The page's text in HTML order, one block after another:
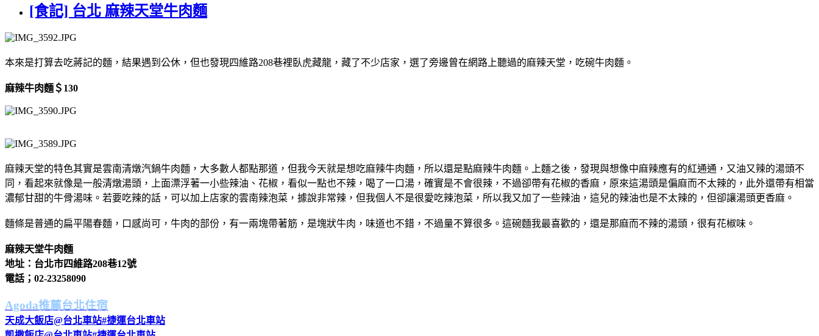
[食記] 台北 麻辣天堂牛肉麵
本來是打算去吃蔣記的麵，結果遇到公休，但也發現四維路208巷裡臥虎藏龍，藏了不少店家，選了旁邊曾在網路上聽過的麻辣天堂，吃碗牛肉麵。
麻辣牛肉麵＄130
麻辣天堂的特色其實是雲南清燉汽鍋牛肉麵，大多數人都點那道，但我今天就是想吃麻辣牛肉麵，所以還是點麻辣牛肉麵。上麵之後，發現與想像中麻辣應有的紅通通，又油又辣的湯頭不
同，看起來就像是一般清燉湯頭，上面漂浮著一小些辣油、花椒，看似一點也不辣，喝了一口湯，確實是不會很辣，不過卻帶有花椒的香麻，原來這湯頭是偏麻而不太辣的，此外還帶有相當
濃郁甘甜的牛骨湯味。若要吃辣的話，可以加上店家的雲南辣泡菜，據說非常辣，但我個人不是很愛吃辣泡菜，所以我又加了一些辣油，這兒的辣油也是不太辣的，但卻讓湯頭更香麻。
麵條是普通的扁平陽春麵，口感尚可，牛肉的部份，有一兩塊帶著筋，是塊狀牛肉，味道也不錯，不過量不算很多。這碗麵我最喜歡的，還是那麻而不辣的湯頭，很有花椒味。
麻辣天堂牛肉麵
地址：台北市四維路208巷12號
電話；02-23258090
Agoda推薦台北住宿
天成大飯店@台北車站#捷運台北車站